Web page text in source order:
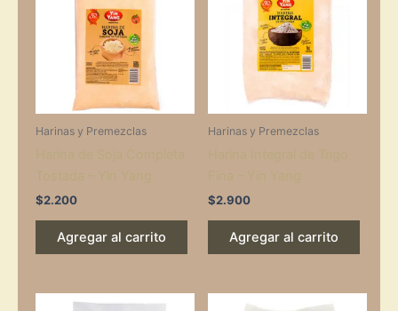
Harinas y Premezclas
$2.200
Agregar al carrito
Harinas y Premezclas
$2.900
Agregar al carrito